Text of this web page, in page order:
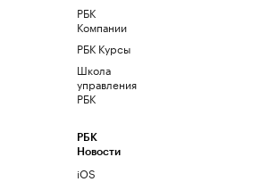
РБК
Компании
РБК Курсы
Школа
управления
РБК
РБК
Новости
iOS